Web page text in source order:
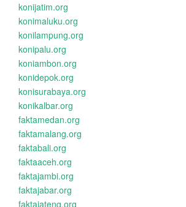
konijatim.org
konimaluku.org
konilampung.org
konipalu.org
koniambon.org
konidepok.org
konisurabaya.org
konikalbar.org
faktamedan.org
faktamalang.org
faktabali.org
faktaaceh.org
faktajambi.org
faktajabar.org
faktajateng.org